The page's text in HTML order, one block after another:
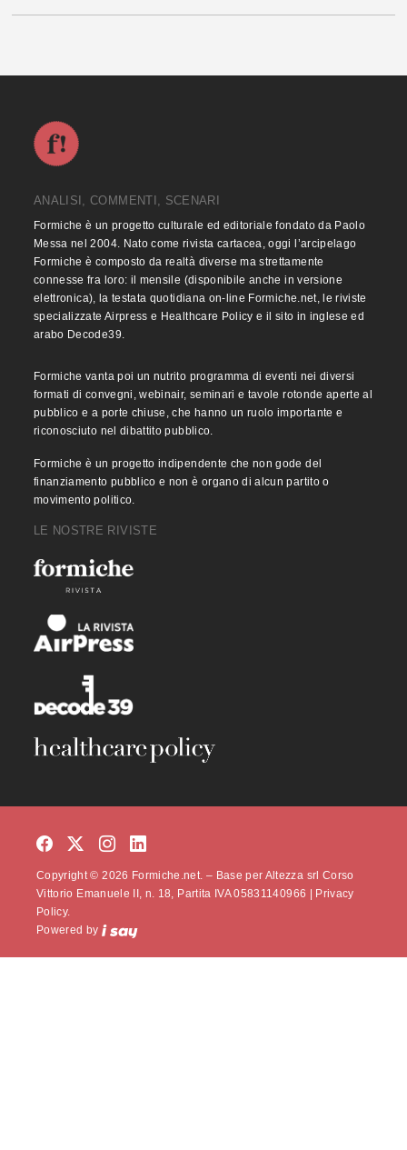
ANALISI, COMMENTI, SCENARI
Formiche è un progetto culturale ed editoriale fondato da Paolo
Messa nel 2004. Nato come rivista cartacea, oggi l’arcipelago
Formiche è composto da realtà diverse ma strettamente
connesse fra loro: il mensile (disponibile anche in versione
elettronica), la testata quotidiana on-line Formiche.net, le riviste
specializzate Airpress e Healthcare Policy e il sito in inglese ed
arabo Decode39.
Formiche vanta poi un nutrito programma di eventi nei diversi
formati di convegni, webinair, seminari e tavole rotonde aperte al
pubblico e a porte chiuse, che hanno un ruolo importante e
riconosciuto nel dibattito pubblico.
Formiche è un progetto indipendente che non gode del
finanziamento pubblico e non è organo di alcun partito o
movimento politico.
LE NOSTRE RIVISTE
Copyright © 2026 Formiche.net. – Base per Altezza srl Corso
Vittorio Emanuele II, n. 18, Partita IVA 05831140966 |
Privacy
Policy.
Powered by